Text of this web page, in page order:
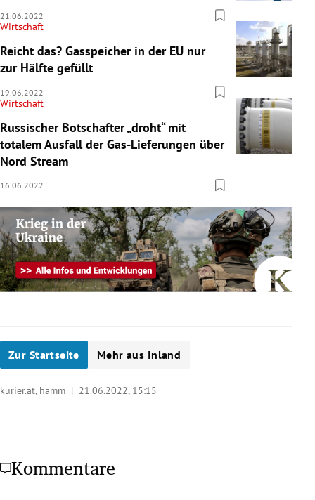
21.06.2022
Wirtschaft
Reicht das? Gasspeicher in der EU nur
zur Hälfte gefüllt
19.06.2022
Wirtschaft
Russischer Botschafter „droht“ mit
totalem Ausfall der Gas-Lieferungen über
Nord Stream
16.06.2022
Zur Startseite Mehr aus Inland
kurier.at, hamm | 21.06.2022, 15:15
Kommentare